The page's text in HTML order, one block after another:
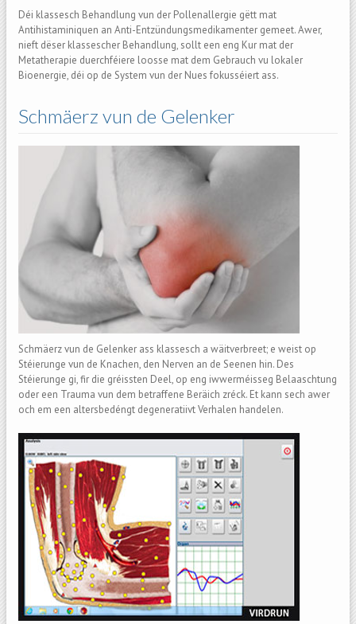
Déi klassesch Behandlung vun der Pollenallergie gëtt mat
Antihistaminiquen an Anti-Entzündungsmedikamenter gemeet. Awer,
nieft dëser klassescher Behandlung, sollt een eng Kur mat der
Metatherapie duerchféiere loosse mat dem Gebrauch vu lokaler
Bioenergie, déi op de System vun der Nues fokusséiert ass.
Schmäerz vun de Gelenker
Schmäerz vun de Gelenker ass klassesch a wäitverbreet; e weist op
Stéierunge vun de Knachen, den Nerven an de Seenen hin. Des
Stéierunge gi, fir die gréissten Deel, op eng iwwerméisseg Belaaschtung
oder een Trauma vun dem betraffene Beräich zréck. Et kann sech awer
och em een altersbedéngt degeneratiivt Verhalen handelen.